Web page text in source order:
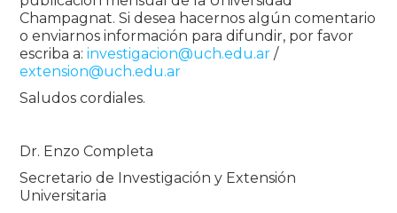
Champagnat. Si desea hacernos algún comentario
o enviarnos información para difundir, por favor
escriba a: investigacion@uch.edu.ar /
extension@uch.edu.ar
Saludos cordiales.
Dr. Enzo Completa
Secretario de Investigación y Extensión
Universitaria